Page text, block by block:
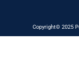
Copyright© 2025